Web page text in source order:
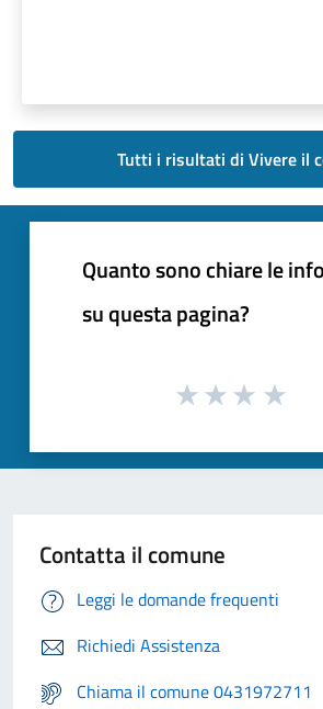
Tutti i risultati di Vivere il
Quanto sono chiare le
su questa pagina?
Contatta il comune
Leggi le domande frequenti
Richiedi Assistenza
Chiama il comune 0431972711